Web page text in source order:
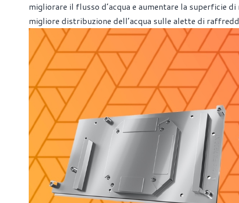
migliorare il flusso d’acqua e aumentare la superficie
migliore distribuzione dell’acqua sulle alette di